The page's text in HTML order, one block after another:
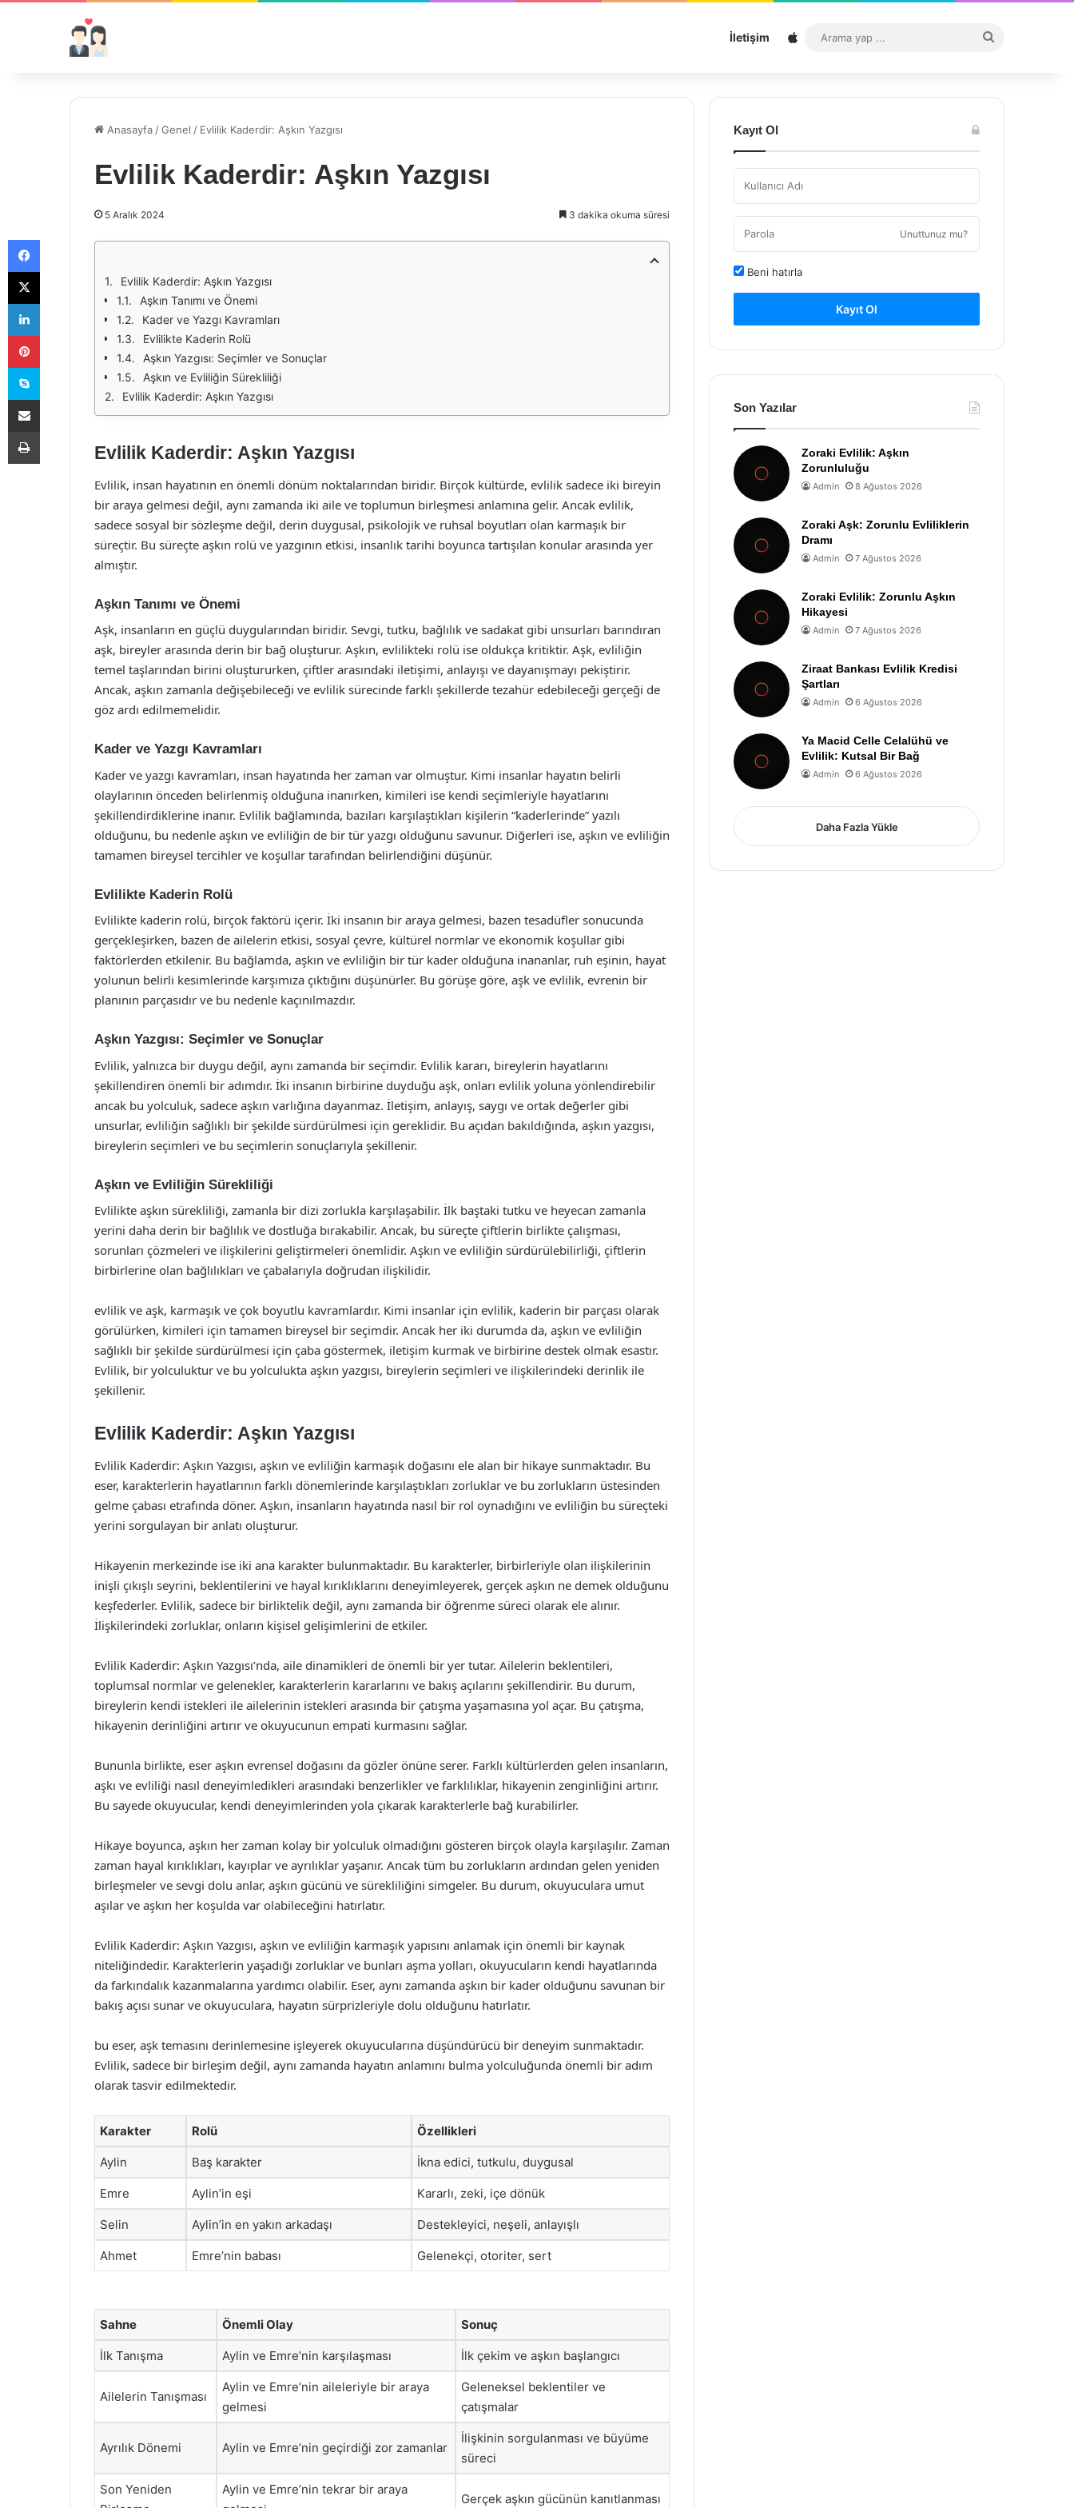
İletişim Sitemap
...
Anasayfa /Genel / Evlilik Kaderdir: Aşkın Yazgısı
Evlilik Kaderdir: Aşkın Yazgısı
5 Aralık 2024 3 dakika okuma süresi
Evlilik Kaderdir: Aşkın Yazgısı
Aşkın Tanımı ve Önemi
Kader ve Yazgı Kavramları
Evlilikte Kaderin Rolü
Aşkın Yazgısı: Seçimler ve Sonuçlar
Aşkın ve Evliliğin Sürekliliği
Evlilik Kaderdir: Aşkın Yazgısı
Evlilik Kaderdir: Aşkın Yazgısı
Evlilik, insan hayatının en önemli dönüm noktalarından biridir. Birçok kültürde, evlilik sadece iki bireyin
bir araya gelmesi değil, aynı zamanda iki aile ve toplumun birleşmesi anlamına gelir. Ancak evlilik,
sadece sosyal bir sözleşme değil, derin duygusal, psikolojik ve ruhsal boyutları olan karmaşık bir
süreçtir. Bu süreçte aşkın rolü ve yazgının etkisi, insanlık tarihi boyunca tartışılan konular arasında yer
almıştır.
Aşkın Tanımı ve Önemi
Aşk, insanların en güçlü duygularından biridir. Sevgi, tutku, bağlılık ve sadakat gibi unsurları barındıran
aşk, bireyler arasında derin bir bağ oluşturur. Aşkın, evlilikteki rolü ise oldukça kritiktir. Aşk, evliliğin
temel taşlarından birini oluştururken, çiftler arasındaki iletişimi, anlayışı ve dayanışmayı pekiştirir.
Ancak, aşkın zamanla değişebileceği ve evlilik sürecinde farklı şekillerde tezahür edebileceği gerçeği de
göz ardı edilmemelidir.
Kader ve Yazgı Kavramları
Kader ve yazgı kavramları, insan hayatında her zaman var olmuştur. Kimi insanlar hayatın belirli
olaylarının önceden belirlenmiş olduğuna inanırken, kimileri ise kendi seçimleriyle hayatlarını
şekillendirdiklerine inanır. Evlilik bağlamında, bazıları karşılaştıkları kişilerin “kaderlerinde” yazılı
olduğunu, bu nedenle aşkın ve evliliğin de bir tür yazgı olduğunu savunur. Diğerleri ise, aşkın ve evliliğin
tamamen bireysel tercihler ve koşullar tarafından belirlendiğini düşünür.
Evlilikte Kaderin Rolü
Evlilikte kaderin rolü, birçok faktörü içerir. İki insanın bir araya gelmesi, bazen tesadüfler sonucunda
gerçekleşirken, bazen de ailelerin etkisi, sosyal çevre, kültürel normlar ve ekonomik koşullar gibi
faktörlerden etkilenir. Bu bağlamda, aşkın ve evliliğin bir tür kader olduğuna inananlar, ruh eşinin, hayat
yolunun belirli kesimlerinde karşımıza çıktığını düşünürler. Bu görüşe göre, aşk ve evlilik, evrenin bir
planının parçasıdır ve bu nedenle kaçınılmazdır.
Aşkın Yazgısı: Seçimler ve Sonuçlar
Evlilik, yalnızca bir duygu değil, aynı zamanda bir seçimdir. Evlilik kararı, bireylerin hayatlarını
şekillendiren önemli bir adımdır. İki insanın birbirine duyduğu aşk, onları evlilik yoluna yönlendirebilir
ancak bu yolculuk, sadece aşkın varlığına dayanmaz. İletişim, anlayış, saygı ve ortak değerler gibi
unsurlar, evliliğin sağlıklı bir şekilde sürdürülmesi için gereklidir. Bu açıdan bakıldığında, aşkın yazgısı,
bireylerin seçimleri ve bu seçimlerin sonuçlarıyla şekillenir.
Aşkın ve Evliliğin Sürekliliği
Evlilikte aşkın sürekliliği, zamanla bir dizi zorlukla karşılaşabilir. İlk baştaki tutku ve heyecan zamanla
yerini daha derin bir bağlılık ve dostluğa bırakabilir. Ancak, bu süreçte çiftlerin birlikte çalışması,
sorunları çözmeleri ve ilişkilerini geliştirmeleri önemlidir. Aşkın ve evliliğin sürdürülebilirliği, çiftlerin
birbirlerine olan bağlılıkları ve çabalarıyla doğrudan ilişkilidir.
evlilik ve aşk, karmaşık ve çok boyutlu kavramlardır. Kimi insanlar için evlilik, kaderin bir parçası olarak
görülürken, kimileri için tamamen bireysel bir seçimdir. Ancak her iki durumda da, aşkın ve evliliğin
sağlıklı bir şekilde sürdürülmesi için çaba göstermek, iletişim kurmak ve birbirine destek olmak esastır.
Evlilik, bir yolculuktur ve bu yolculukta aşkın yazgısı, bireylerin seçimleri ve ilişkilerindeki derinlik ile
şekillenir.
Evlilik Kaderdir: Aşkın Yazgısı
Evlilik Kaderdir: Aşkın Yazgısı, aşkın ve evliliğin karmaşık doğasını ele alan bir hikaye sunmaktadır. Bu
eser, karakterlerin hayatlarının farklı dönemlerinde karşılaştıkları zorluklar ve bu zorlukların üstesinden
gelme çabası etrafında döner. Aşkın, insanların hayatında nasıl bir rol oynadığını ve evliliğin bu süreçteki
yerini sorgulayan bir anlatı oluşturur.
Hikayenin merkezinde ise iki ana karakter bulunmaktadır. Bu karakterler, birbirleriyle olan ilişkilerinin
inişli çıkışlı seyrini, beklentilerini ve hayal kırıklıklarını deneyimleyerek, gerçek aşkın ne demek olduğunu
keşfederler. Evlilik, sadece bir birliktelik değil, aynı zamanda bir öğrenme süreci olarak ele alınır.
İlişkilerindeki zorluklar, onların kişisel gelişimlerini de etkiler.
Evlilik Kaderdir: Aşkın Yazgısı’nda, aile dinamikleri de önemli bir yer tutar. Ailelerin beklentileri,
toplumsal normlar ve gelenekler, karakterlerin kararlarını ve bakış açılarını şekillendirir. Bu durum,
bireylerin kendi istekleri ile ailelerinin istekleri arasında bir çatışma yaşamasına yol açar. Bu çatışma,
hikayenin derinliğini artırır ve okuyucunun empati kurmasını sağlar.
Bununla birlikte, eser aşkın evrensel doğasını da gözler önüne serer. Farklı kültürlerden gelen insanların,
aşkı ve evliliği nasıl deneyimledikleri arasındaki benzerlikler ve farklılıklar, hikayenin zenginliğini artırır.
Bu sayede okuyucular, kendi deneyimlerinden yola çıkarak karakterlerle bağ kurabilirler.
Hikaye boyunca, aşkın her zaman kolay bir yolculuk olmadığını gösteren birçok olayla karşılaşılır. Zaman
zaman hayal kırıklıkları, kayıplar ve ayrılıklar yaşanır. Ancak tüm bu zorlukların ardından gelen yeniden
birleşmeler ve sevgi dolu anlar, aşkın gücünü ve sürekliliğini simgeler. Bu durum, okuyuculara umut
aşılar ve aşkın her koşulda var olabileceğini hatırlatır.
Evlilik Kaderdir: Aşkın Yazgısı, aşkın ve evliliğin karmaşık yapısını anlamak için önemli bir kaynak
niteliğindedir. Karakterlerin yaşadığı zorluklar ve bunları aşma yolları, okuyucuların kendi hayatlarında
da farkındalık kazanmalarına yardımcı olabilir. Eser, aynı zamanda aşkın bir kader olduğunu savunan bir
bakış açısı sunar ve okuyuculara, hayatın sürprizleriyle dolu olduğunu hatırlatır.
bu eser, aşk temasını derinlemesine işleyerek okuyucularına düşündürücü bir deneyim sunmaktadır.
Evlilik, sadece bir birleşim değil, aynı zamanda hayatın anlamını bulma yolculuğunda önemli bir adım
olarak tasvir edilmektedir.
Karakter Rolü Özellikleri
Aylin Baş karakter İkna edici, tutkulu, duygusal
Emre Aylin’in eşi Kararlı, zeki, içe dönük
Selin Aylin’in en yakın arkadaşı Destekleyici, neşeli, anlayışlı
Ahmet Emre’nin babası Gelenekçi, otoriter, sert
Sahne Önemli Olay Sonuç
İlk Tanışma Aylin ve Emre’nin karşılaşması İlk çekim ve aşkın başlangıcı
Ailelerin Tanışması
Aylin ve Emre’nin aileleriyle bir araya
gelmesi
Geleneksel beklentiler ve
çatışmalar
Ayrılık Dönemi Aylin ve Emre’nin geçirdiği zor zamanlar
İlişkinin sorgulanması ve büyüme
süreci
Son Yeniden
Aylin ve Emre’nin tekrar bir araya
Gerçek aşkın gücünün kanıtlanması
Kayıt Ol
Unuttunuz mu?
Beni hatırla
Kayıt Ol
Son Yazılar
Zoraki Evlilik: Aşkın
Zorunluluğu
Admin 8 Ağustos 2026
Zoraki Aşk: Zorunlu Evliliklerin
Dramı
Admin 7 Ağustos 2026
Zoraki Evlilik: Zorunlu Aşkın
Hikayesi
Admin 7 Ağustos 2026
Ziraat Bankası Evlilik Kredisi
Şartları
Admin 6 Ağustos 2026
Ya Macid Celle Celalühü ve
Evlilik: Kutsal Bir Bağ
Admin 6 Ağustos 2026
Daha Fazla Yükle
Facebook
X
LinkedIn
Pinterest
Skype
E-Posta ile paylaş